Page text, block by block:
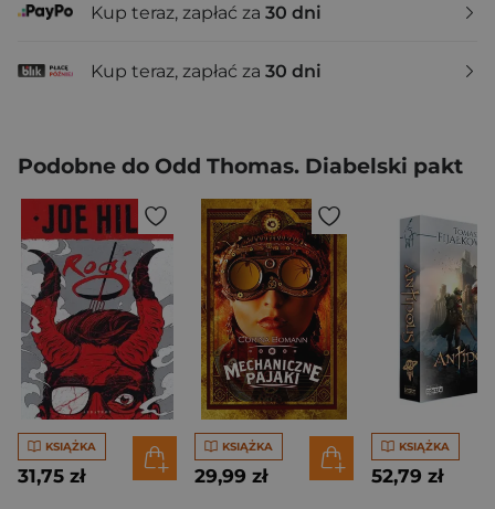
Kup teraz, zapłać za 30 dni
Kup teraz, zapłać za 30 dni
Podobne do Odd Thomas. Diabelski pakt
KSIĄŻKA
31,75 zł
KSIĄŻKA
29,99 zł
KSIĄŻKA
52,79 zł